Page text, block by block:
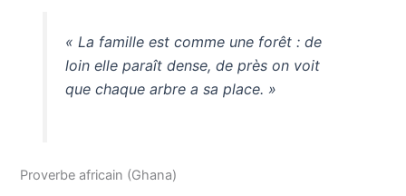
« La famille est comme une forêt : de
loin elle paraît dense, de près on voit
que chaque arbre a sa place. »
Proverbe africain (Ghana)